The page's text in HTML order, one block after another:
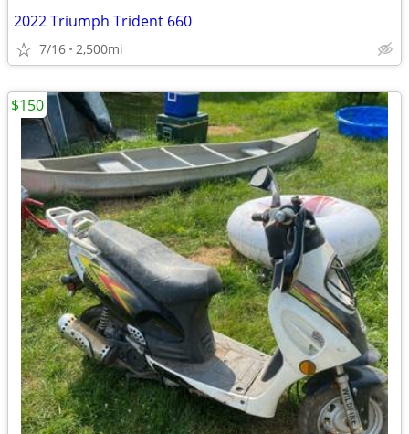
2022 Triumph Trident 660
7/16 2,500mi
$150